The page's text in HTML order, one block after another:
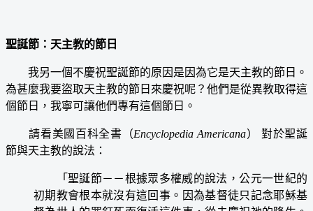
聖誕節：天主教的節日
我另一個不慶祝聖誕節的原因是因為它是天主教的節日。
為甚麼我要盜取天主教的節日來慶祝呢？他們是從異教取得這
個節日，我寧可讓他們專有這個節日。
請看美國百科全書（Encyclopedia Americana） 對於聖誕
節與天主教的說法：
「聖誕節－－根據眾多權威的說法，公元一世紀的
初期教會根本就沒有這回事。因為基督徒只記念耶穌基